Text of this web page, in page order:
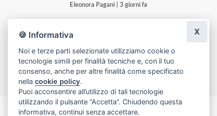
Lascia una recensione
🍪 Informativa
Noi e terze parti selezionate utilizziamo cookie o
tecnologie simili per finalità tecniche e, con il tuo
consenso, anche per altre finalità come specificato
nellacookie policy.
Puoi acconsentire all’utilizzo di tali tecnologie
utilizzando il pulsante “Accetta”. Chiudendo questa
informativa, continui senza accettare.
X